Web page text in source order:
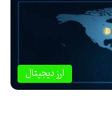
ارز دیجیتال